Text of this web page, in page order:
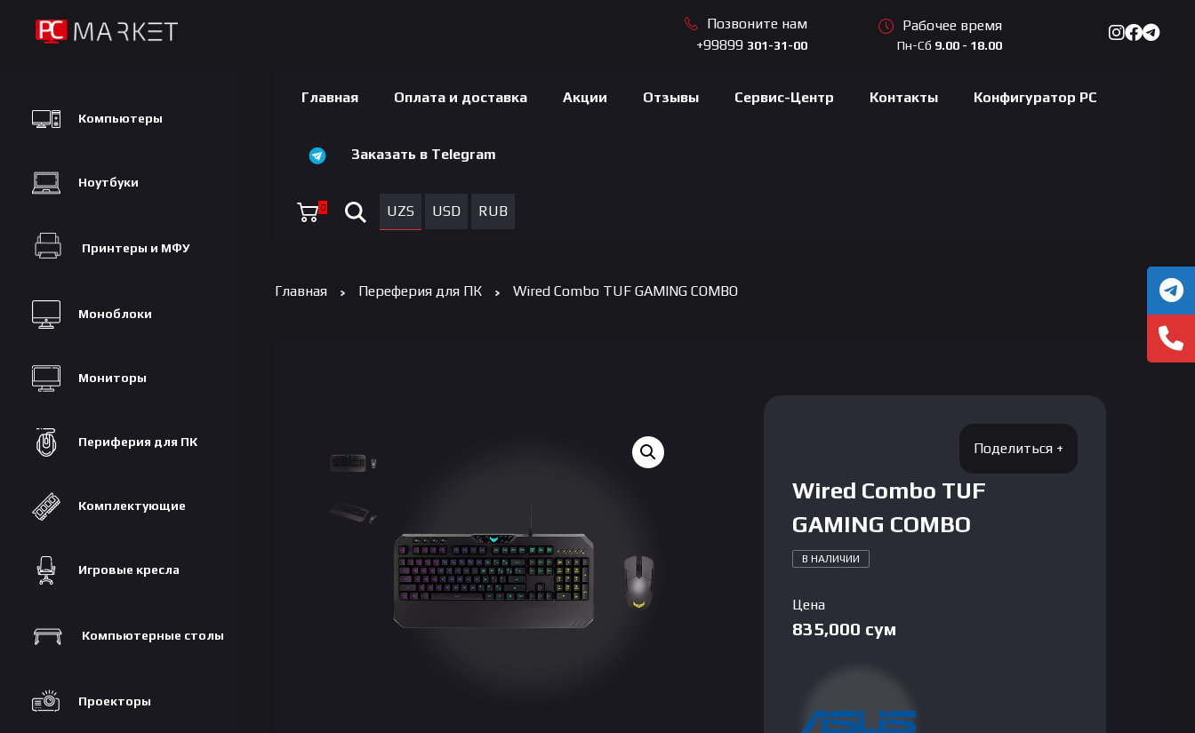
Позвоните нам
+99899 301-31-00
Рабочее время
Пн-Сб 9.00 - 18.00
Компьютеры
Ноутбуки
Принтеры и МФУ
Моноблоки
Мониторы
Периферия для ПК
Комплектующие
Игровые кресла
Компьютерные столы
Проекторы
Главная Оплата и доставка Акции Отзывы Сервис-Центр Контакты Конфигуратор PC
Заказать в Telegram
0 UZS USD RUB
Главная Переферия для ПК Wired Combo TUF GAMING COMBO
Wired Combo TUF
GAMING COMBO
В НАЛИЧИИ
Цена
835,000 сум